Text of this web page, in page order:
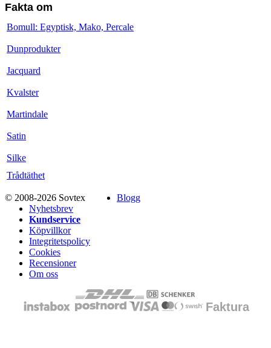
Fakta om
Bomull: Egyptisk, Mako, Percale
Dunprodukter
Jacquard
Kvalster
Martindale
Satin
Silke
Trådtäthet
© 2008-2026 Sovtex
Blogg
Nyhetsbrev
Kundservice
Köpvillkor
Integritetspolicy
Cookies
Recensioner
Om oss